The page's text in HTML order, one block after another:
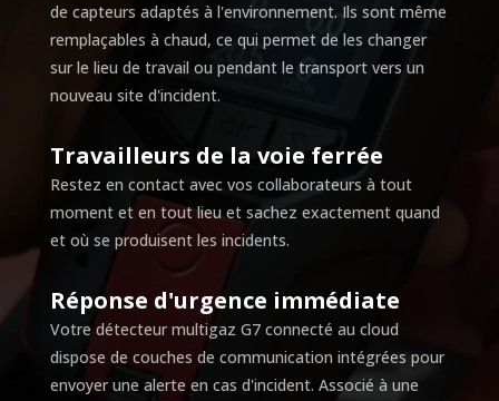
de capteurs adaptés à l'environnement. Ils sont même
remplaçables à chaud, ce qui permet de les changer
sur le lieu de travail ou pendant le transport vers un
nouveau site d'incident.
Travailleurs de la voie ferrée
Restez en contact avec vos collaborateurs à tout
moment et en tout lieu et sachez exactement quand
et où se produisent les incidents.
Réponse d'urgence immédiate
Votre détecteur multigaz G7 connecté au cloud
dispose de couches de communication intégrées pour
envoyer une alerte en cas d'incident. Associé à une